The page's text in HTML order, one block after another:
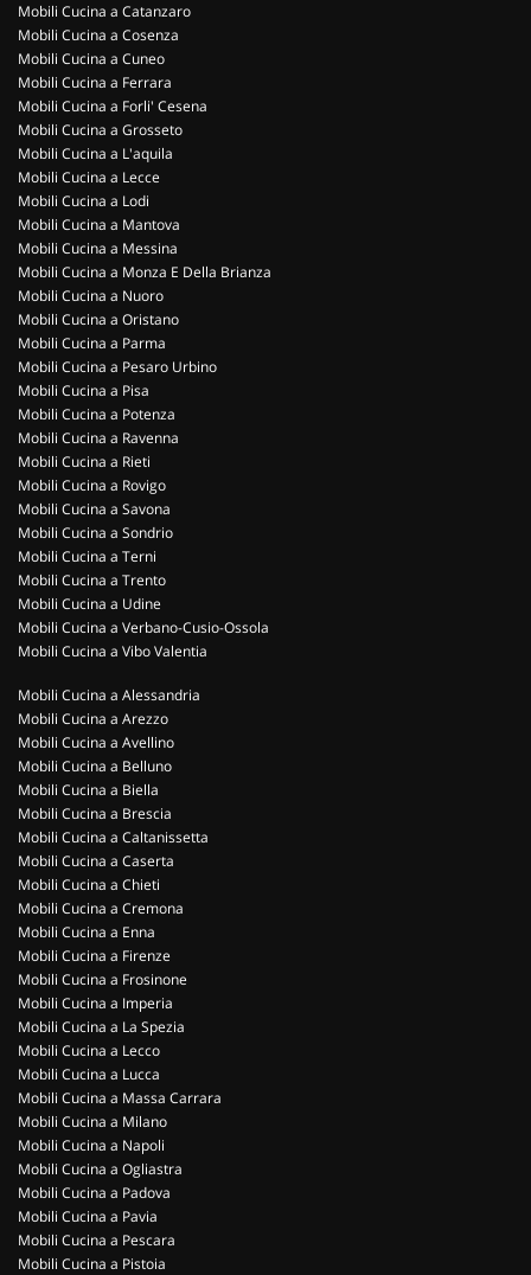
Mobili Cucina a Catanzaro
Mobili Cucina a Cosenza
Mobili Cucina a Cuneo
Mobili Cucina a Ferrara
Mobili Cucina a Forli' Cesena
Mobili Cucina a Grosseto
Mobili Cucina a L'aquila
Mobili Cucina a Lecce
Mobili Cucina a Lodi
Mobili Cucina a Mantova
Mobili Cucina a Messina
Mobili Cucina a Monza E Della Brianza
Mobili Cucina a Nuoro
Mobili Cucina a Oristano
Mobili Cucina a Parma
Mobili Cucina a Pesaro Urbino
Mobili Cucina a Pisa
Mobili Cucina a Potenza
Mobili Cucina a Ravenna
Mobili Cucina a Rieti
Mobili Cucina a Rovigo
Mobili Cucina a Savona
Mobili Cucina a Sondrio
Mobili Cucina a Terni
Mobili Cucina a Trento
Mobili Cucina a Udine
Mobili Cucina a Verbano-Cusio-Ossola
Mobili Cucina a Vibo Valentia
Mobili Cucina a Alessandria
Mobili Cucina a Arezzo
Mobili Cucina a Avellino
Mobili Cucina a Belluno
Mobili Cucina a Biella
Mobili Cucina a Brescia
Mobili Cucina a Caltanissetta
Mobili Cucina a Caserta
Mobili Cucina a Chieti
Mobili Cucina a Cremona
Mobili Cucina a Enna
Mobili Cucina a Firenze
Mobili Cucina a Frosinone
Mobili Cucina a Imperia
Mobili Cucina a La Spezia
Mobili Cucina a Lecco
Mobili Cucina a Lucca
Mobili Cucina a Massa Carrara
Mobili Cucina a Milano
Mobili Cucina a Napoli
Mobili Cucina a Ogliastra
Mobili Cucina a Padova
Mobili Cucina a Pavia
Mobili Cucina a Pescara
Mobili Cucina a Pistoia